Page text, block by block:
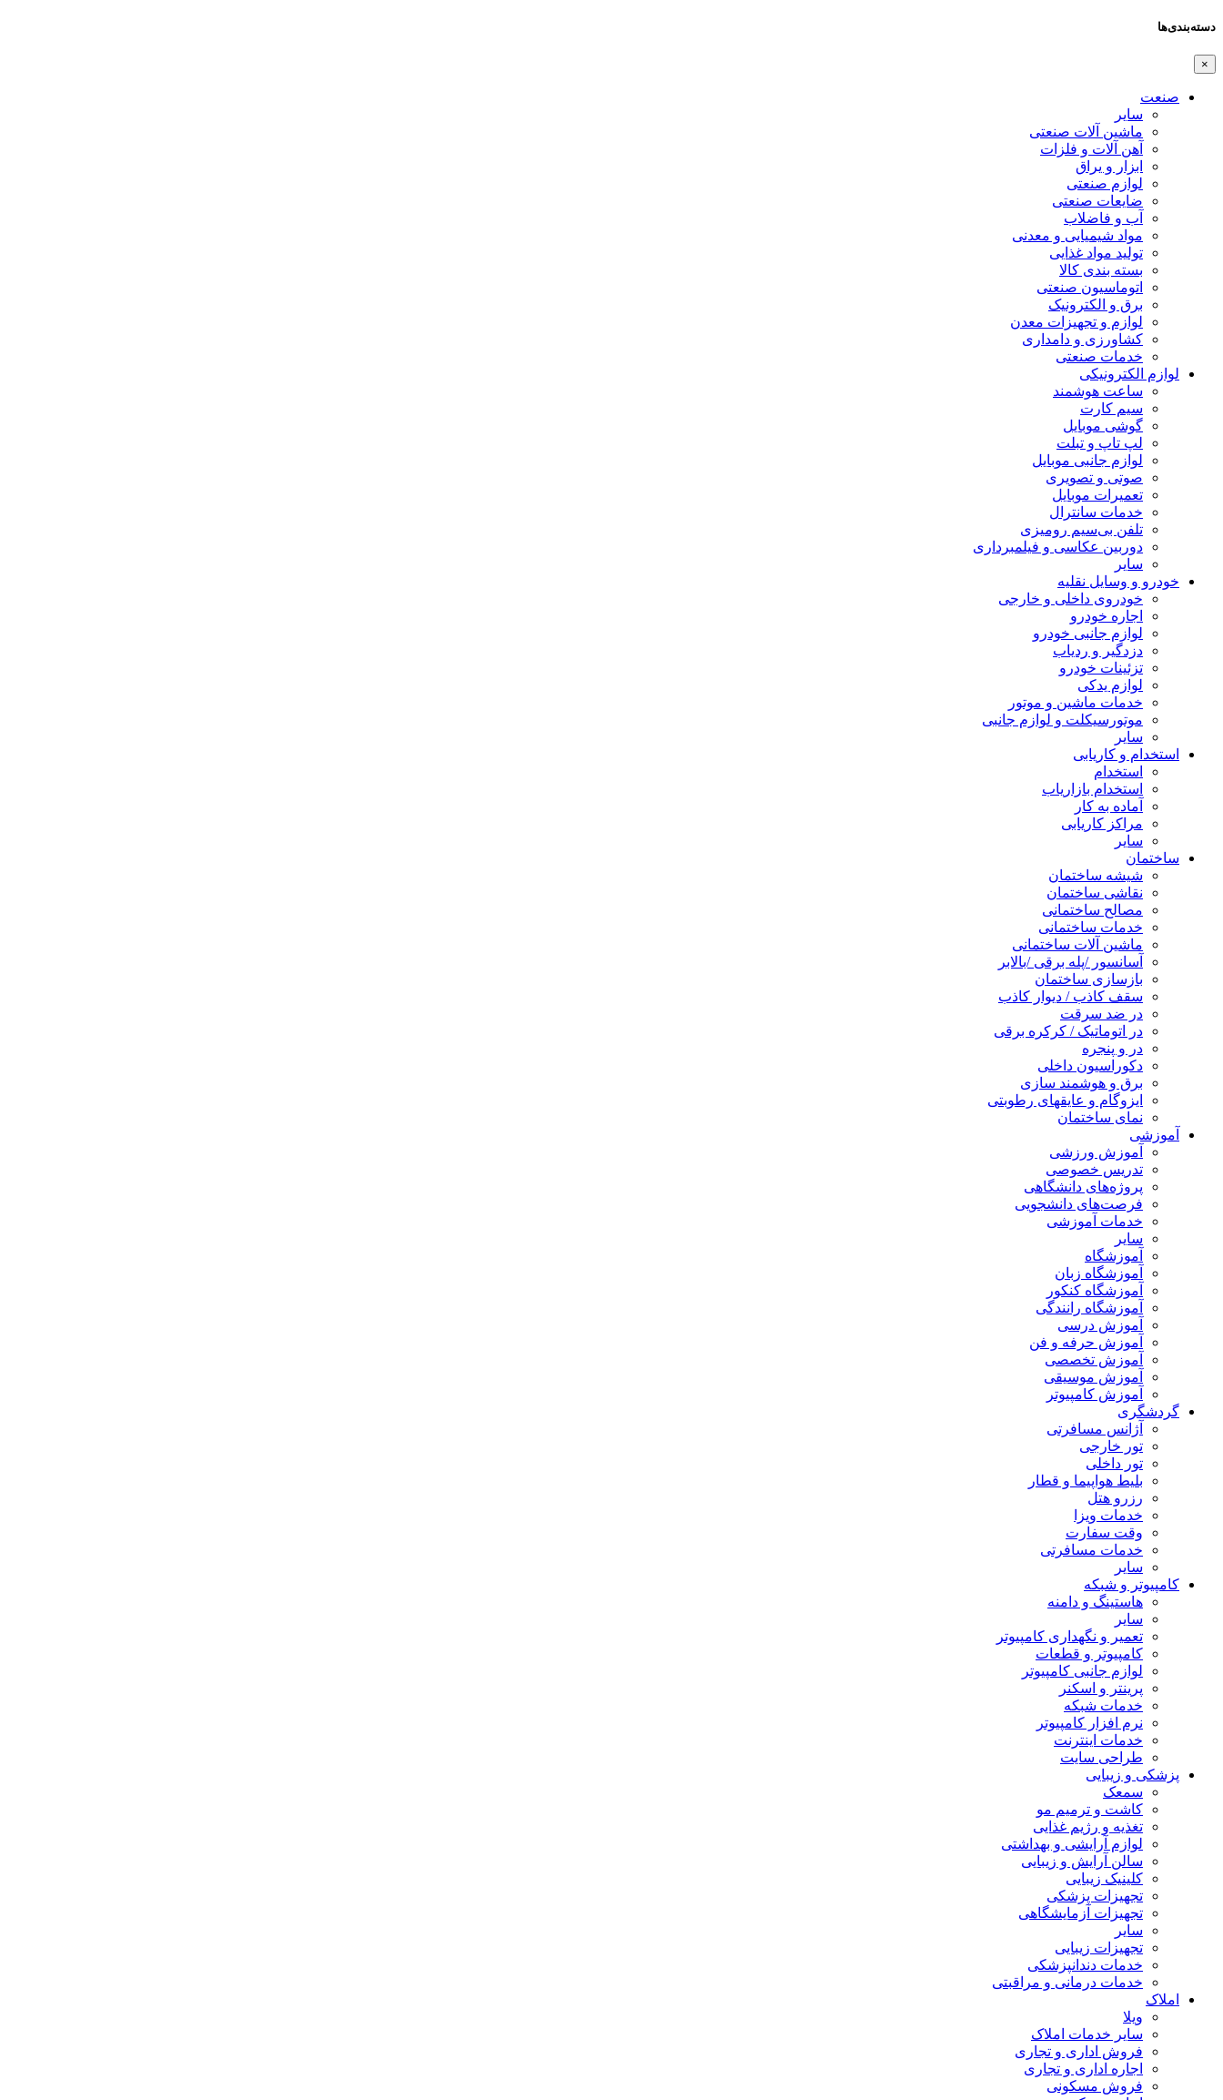
دسته‌بندی‌ها
×
صنعت
سایر
ماشین آلات صنعتی
آهن آلات و فلزات
ابزار و یراق
لوازم صنعتی
ضایعات صنعتی
آب و فاضلاب
مواد شیمیایی و معدنی
تولید مواد غذایی
بسته بندی کالا
اتوماسیون صنعتی
برق و الکترونیک
لوازم و تجهیزات معدن
کشاورزی و دامداری
خدمات صنعتی
لوازم الکترونیکی
ساعت هوشمند
سیم کارت
گوشی موبایل
لپ تاپ و تبلت
لوازم جانبی موبایل
صوتی و تصویری
تعمیرات موبایل
خدمات سانترال
تلفن بی‌سیم رومیزی
دوربین عکاسی و فیلمبرداری
سایر
خودرو و وسایل نقلیه
خودروی داخلی و خارجی
اجاره خودرو
لوازم جانبی خودرو
دزدگیر و ردیاب
تزئینات خودرو
لوازم یدکی
خدمات ماشین و موتور
موتورسیکلت و لوازم جانبی
سایر
استخدام و کاریابی
استخدام
استخدام بازاریاب
آماده به کار
مراکز کاریابی
سایر
ساختمان
شیشه ساختمان
نقاشی ساختمان
مصالح ساختمانی
خدمات ساختمانی
ماشین آلات ساختمانی
آسانسور /پله برقی /بالابر
بازسازی ساختمان
سقف کاذب / دیوار کاذب
در ضد سرقت
در اتوماتیک / کرکره برقی
در و پنجره
دکوراسیون داخلی
برق و هوشمند سازی
ایزوگام و عایقهای رطوبتی
نمای ساختمان
آموزشی
آموزش ورزشی
تدریس خصوصی
پروژه‌های دانشگاهی
فرصت‌های دانشجویی
خدمات آموزشی
سایر
آموزشگاه
آموزشگاه زبان
آموزشگاه کنکور
آموزشگاه رانندگی
آموزش درسی
آموزش حرفه و فن
آموزش تخصصی
آموزش موسیقی
آموزش کامپیوتر
گردشگری
آژانس مسافرتی
تور خارجی
تور داخلی
بلیط هواپیما و قطار
رزرو هتل
خدمات ویزا
وقت سفارت
خدمات مسافرتی
سایر
کامپیوتر و شبکه
هاستینگ و دامنه
سایر
تعمیر و نگهداری کامپیوتر
کامپیوتر و قطعات
لوازم جانبی کامپیوتر
پرینتر و اسکنر
خدمات شبکه
نرم افزار کامپیوتر
خدمات اینترنت
طراحی سایت
پزشکی و زیبایی
سمعک
کاشت و ترمیم مو
تغذیه و رژیم غذایی
لوازم آرایشی و بهداشتی
سالن آرایش و زیبایی
کلینیک زیبایی
تجهیزات پزشکی
تجهیزات آزمایشگاهی
سایر
تجهیزات زیبایی
خدمات دندانپزشکی
خدمات درمانی و مراقبتی
املاک
ویلا
سایر خدمات املاک
فروش اداری و تجاری
اجاره اداری و تجاری
فروش مسکونی